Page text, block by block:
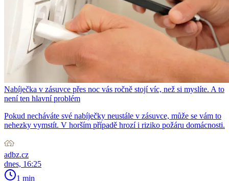
Nabíječka v zásuvce přes noc vás ročně stojí víc, než si myslíte. A to
není ten hlavní problém
Pokud necháváte své nabíječky neustále v zásuvce, může se vám to
nehezky vymstít. V horším případě hrozí i riziko požáru domácnosti.
adbz.cz
dnes, 16:25
1 min